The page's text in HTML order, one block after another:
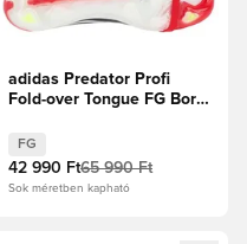
adidas Predator Profi
Fold-over Tongue FG Born
Élénkpiros/Core
Black/Fehér cipők
FG
42 990 Ft65 990 Ft
Sok méretben kapható